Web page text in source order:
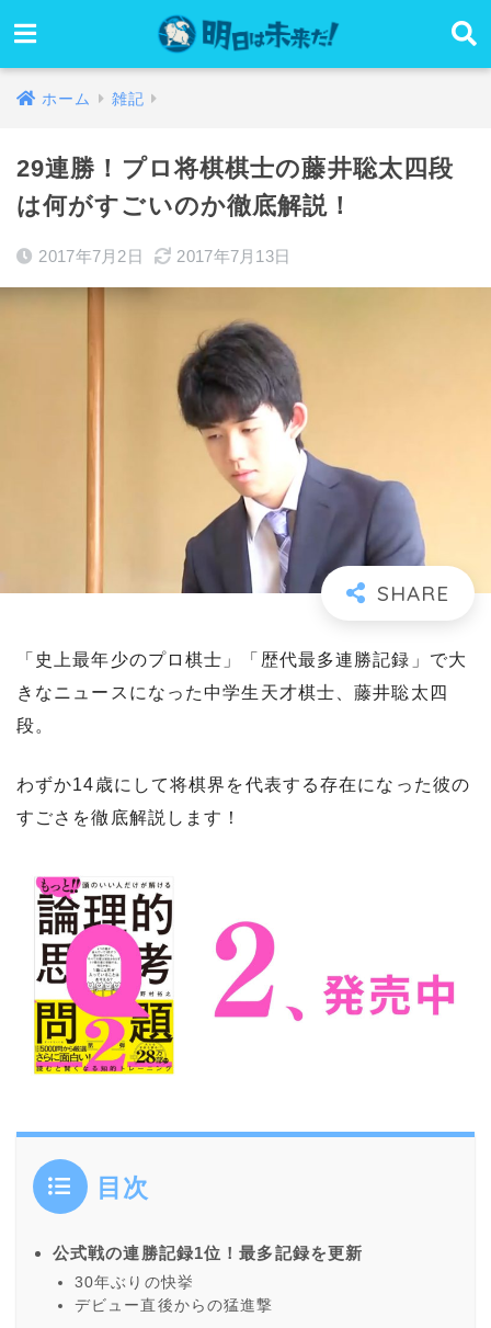
ホーム 雑記
29連勝！プロ将棋棋士の藤井聡太四段
は何がすごいのか徹底解説！
2017年7月2日 2017年7月13日
「史上最年少のプロ棋士」「歴代最多連勝記録」で大
きなニュースになった中学生天才棋士、藤井聡太四
段。
わずか14歳にして将棋界を代表する存在になった彼の
すごさを徹底解説します！
目次
公式戦の連勝記録1位！最多記録を更新
30年ぶりの快挙
デビュー直後からの猛進撃